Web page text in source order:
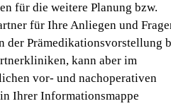
für die weitere Planung bzw.
für Ihre Anliegen und
der Prämedikationsvorstellung
kann aber im
vor- und nachoperativen
Ihrer Informationsmappe